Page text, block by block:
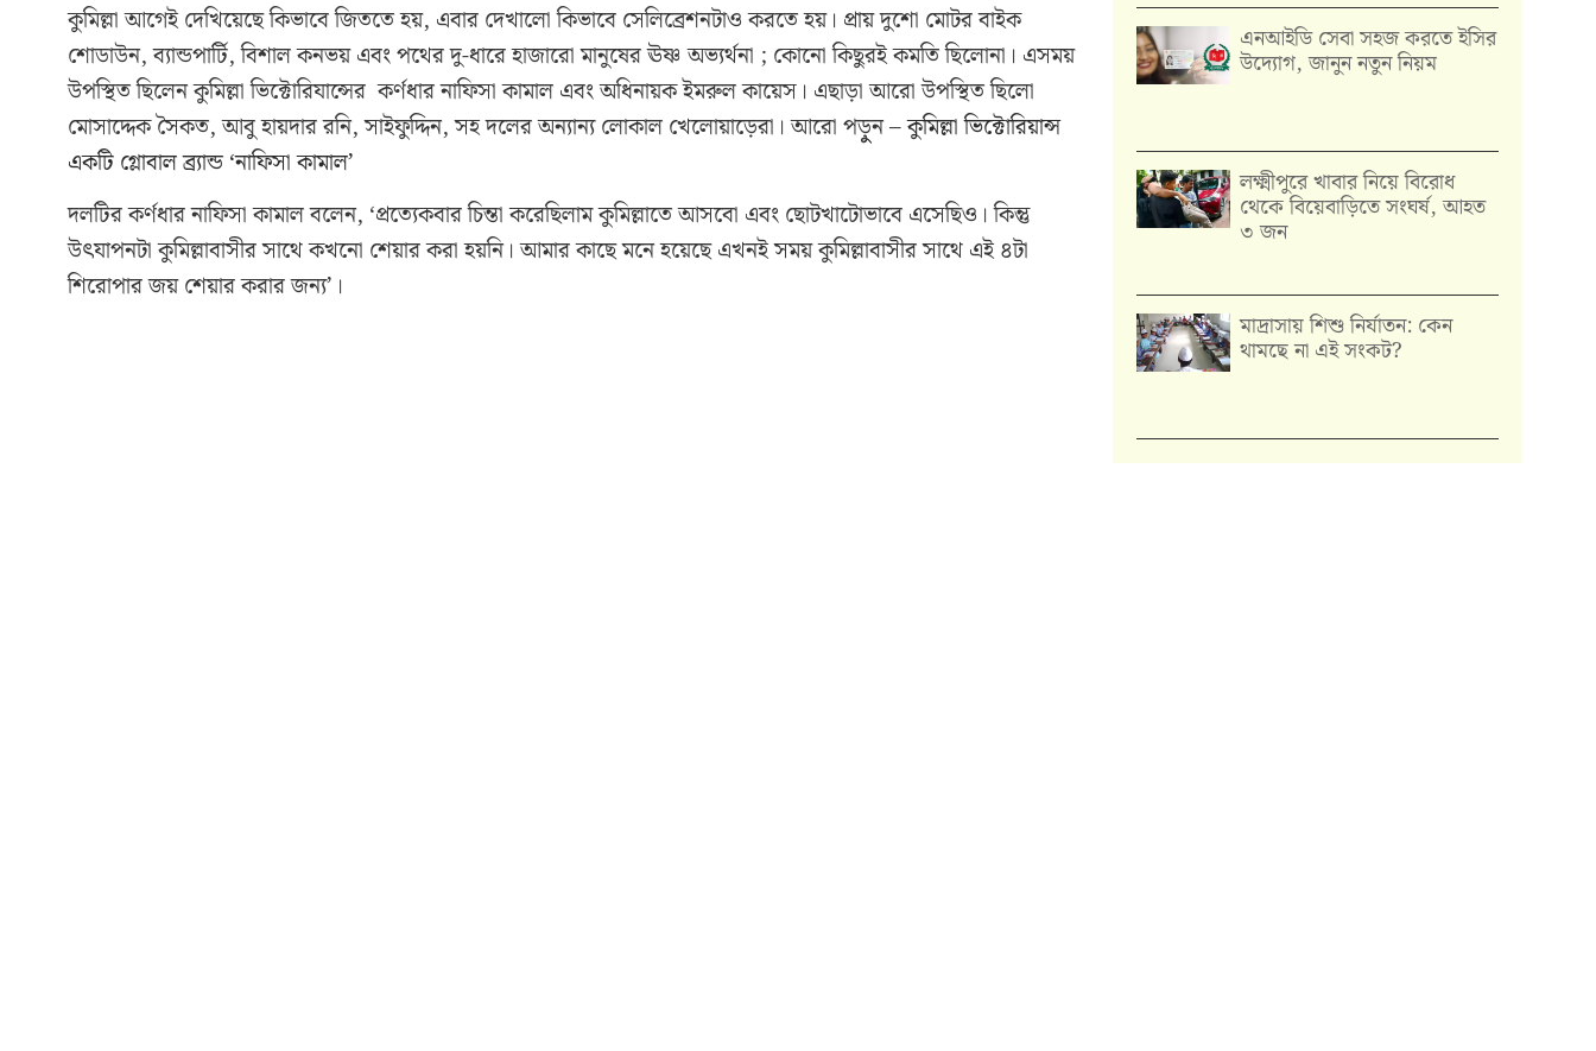
কুমিল্লা আগেই দেখিয়েছে কিভাবে জিততে হয়, এবার দেখালো কিভাবে সেলিব্রেশনটাও করতে হয়। প্রায় দুশো মোটর বাইক
শোডাউন, ব্যান্ডপার্টি, বিশাল কনভয় এবং পথের দু-ধারে হাজারো মানুষের ঊষ্ণ অভ্যর্থনা ; কোনো কিছুরই কমতি ছিলোনা। এসময়
উপস্থিত ছিলেন কুমিল্লা ভিক্টোরিযান্সের কর্ণধার নাফিসা কামাল এবং অধিনায়ক ইমরুল কায়েস। এছাড়া আরো উপস্থিত ছিলো
মোসাদ্দেক সৈকত, আবু হায়দার রনি, সাইফুদ্দিন, সহ দলের অন্যান্য লোকাল খেলোয়াড়েরা। আরো পড়ুুন –কুমিল্লা ভিক্টোরিয়ান্স
একটি গ্লোবাল ব্র্যান্ড ‘নাফিসা কামাল’
দলটির কর্ণধার নাফিসা কামাল বলেন, ‘প্রত্যেকবার চিন্তা করেছিলাম কুমিল্লাতে আসবো এবং ছোটখাটোভাবে এসেছিও। কিন্তু
উৎযাপনটা কুমিল্লাবাসীর সাথে কখনো শেয়ার করা হয়নি। আমার কাছে মনে হয়েছে এখনই সময় কুমিল্লাবাসীর সাথে এই ৪টা
শিরোপার জয় শেয়ার করার জন্য’।
এনআইডি সেবা সহজ করতে ইসির
উদ্যোগ, জানুন নতুন নিয়ম
লক্ষ্মীপুরে খাবার নিয়ে বিরোধ
থেকে বিয়েবাড়িতে সংঘর্ষ, আহত
৩ জন
মাদ্রাসায় শিশু নির্যাতন: কেন
থামছে না এই সংকট?